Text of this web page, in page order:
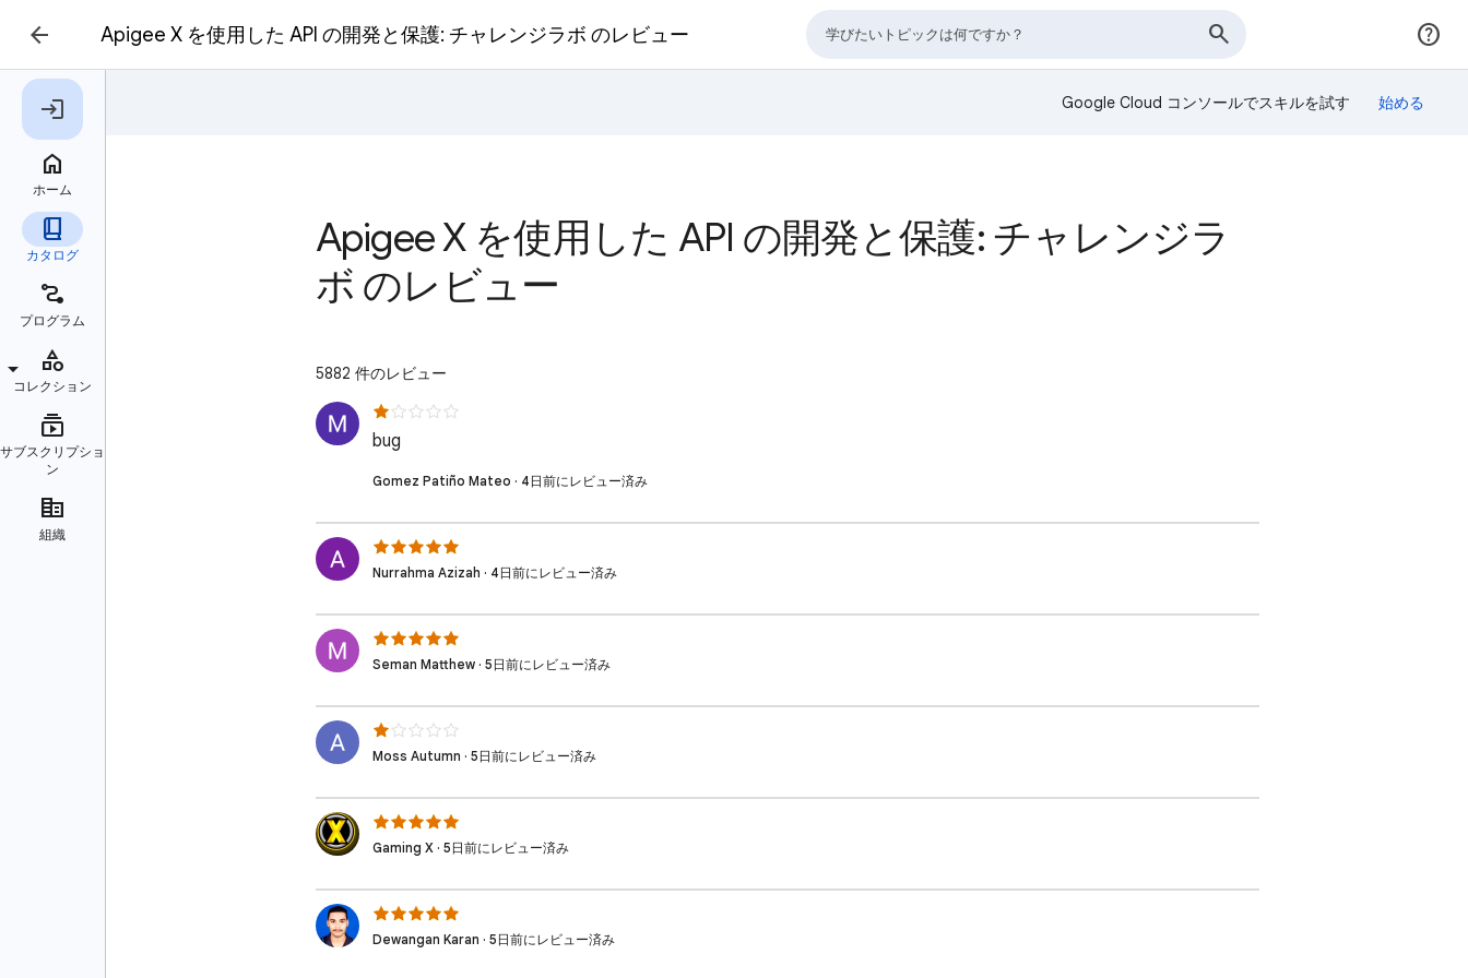
Apigee X を使用した API の開発と保護: チャレンジラボ のレビュー
Google Cloud コンソールでスキルを試す
Apigee X を使用した API の開発と保護: チャレンジラ
ボ のレビュー
5882 件のレビュー
bug
Gomez Patiño Mateo · 4日前にレビュー済み
Nurrahma Azizah · 4日前にレビュー済み
Seman Matthew · 5日前にレビュー済み
Moss Autumn · 5日前にレビュー済み
Gaming X · 5日前にレビュー済み
Dewangan Karan · 5日前にレビュー済み